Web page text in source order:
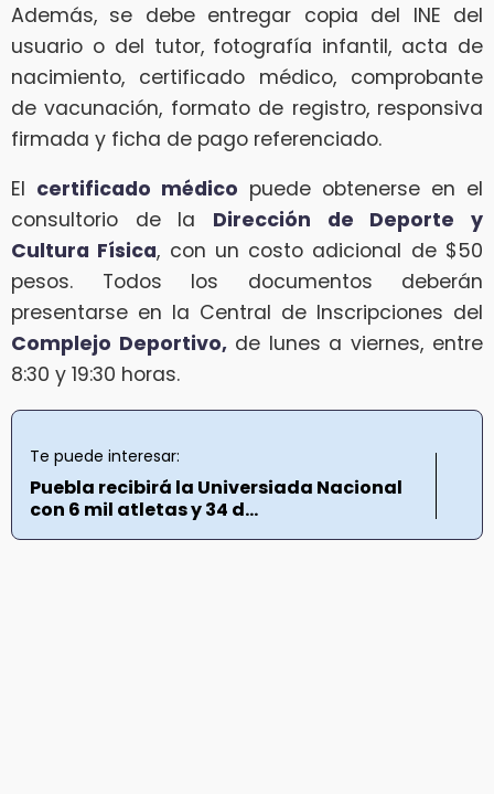
Además, se debe entregar copia del INE del
usuario o del tutor, fotografía infantil, acta de
nacimiento, certificado médico, comprobante
de vacunación, formato de registro, responsiva
firmada y ficha de pago referenciado.
El certificado médico puede obtenerse en el
consultorio de la Dirección de Deporte y
Cultura Física, con un costo adicional de $50
pesos. Todos los documentos deberán
presentarse en la Central de Inscripciones del
Complejo Deportivo, de lunes a viernes, entre
8:30 y 19:30 horas.
Te puede interesar:
Puebla recibirá la Universiada Nacional
con 6 mil atletas y 34 d...